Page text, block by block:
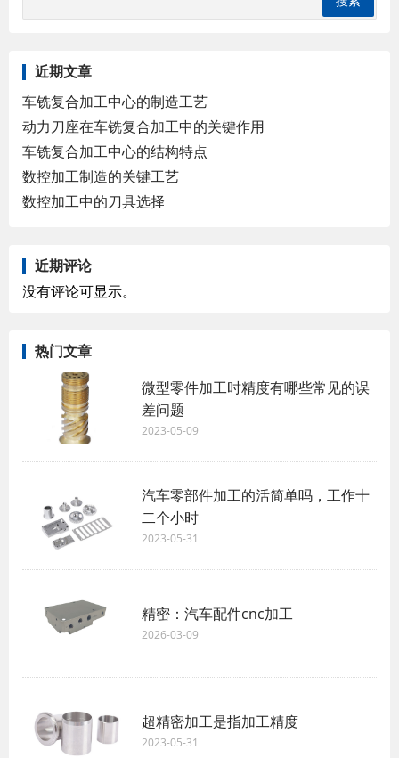
近期文章
车铣复合加工中心的制造工艺
动力刀座在车铣复合加工中的关键作用
车铣复合加工中心的结构特点
数控加工制造的关键工艺
数控加工中的刀具选择
近期评论
没有评论可显示。
热门文章
微型零件加工时精度有哪些常见的误
差问题
2023-05-09
汽车零部件加工的活简单吗，工作十
二个小时
2023-05-31
精密：汽车配件cnc加工
2026-03-09
超精密加工是指加工精度
2023-05-31